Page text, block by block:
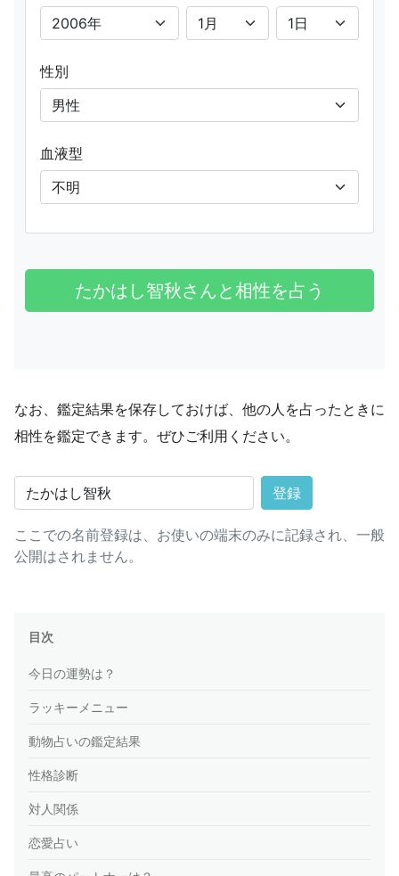
性別
血液型
なお、鑑定結果を保存しておけば、他の人を占ったときに
相性を鑑定できます。ぜひご利用ください。
登録
ここでの名前登録は、お使いの端末のみに記録され、一般
公開はされません。
目次
今日の運勢は？
ラッキーメニュー
動物占いの鑑定結果
性格診断
対人関係
恋愛占い